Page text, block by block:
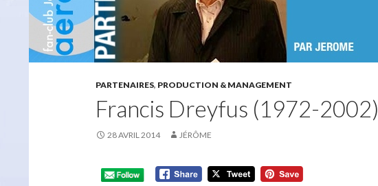
PARTENAIRES, PRODUCTION & MANAGEMENT
Francis Dreyfus (1972-2002)
28 AVRIL 2014 JÉRÔME